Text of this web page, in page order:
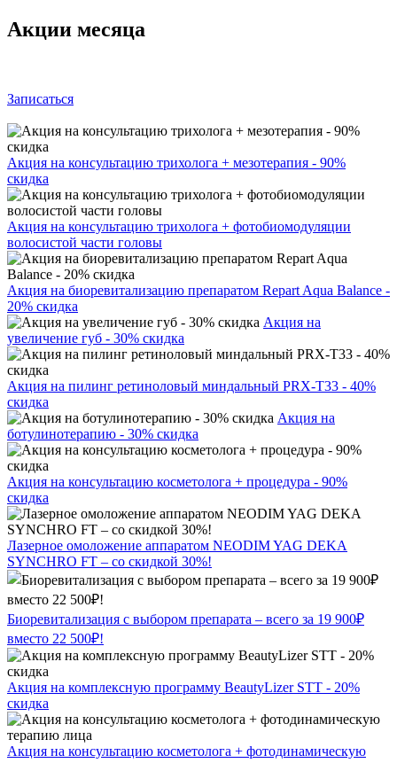
Акции месяца
Записаться
Акция на консультацию трихолога + мезотерапия - 90%
скидка
Акция на консультацию трихолога + фотобиомодуляции
волосистой части головы
Акция на биоревитализацию препаратом Repart Aqua Balance -
20% скидка
Акция на
увеличение губ - 30% скидка
Акция на пилинг ретиноловый миндальный PRX-T33 - 40%
скидка
Акция на
ботулинотерапию - 30% скидка
Акция на консультацию косметолога + процедура - 90%
скидка
Лазерное омоложение аппаратом NEODIM YAG DEKA
SYNCHRO FT – со скидкой 30%!
Биоревитализация с выбором препарата – всего за 19 900₽
вместо 22 500₽!
Акция на комплексную программу BeautyLizer STT - 20%
скидка
Акция на консультацию косметолога + фотодинамическую